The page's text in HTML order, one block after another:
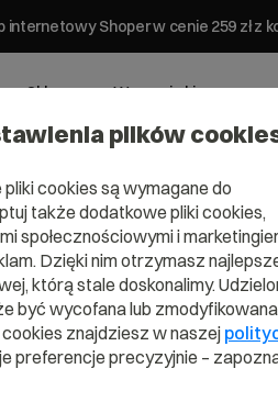
Shoper w cenie 259 zł z
Sklepy Wsparcie biznesowe
plików
cookies są wymagane do
także dodatkowe pliki cookies,
społecznościowymi i
Dzięki nim otrzymasz
którą stale doskonalimy.
być wycofana lub
znajdziesz w naszej
preferencje precyzyjnie –